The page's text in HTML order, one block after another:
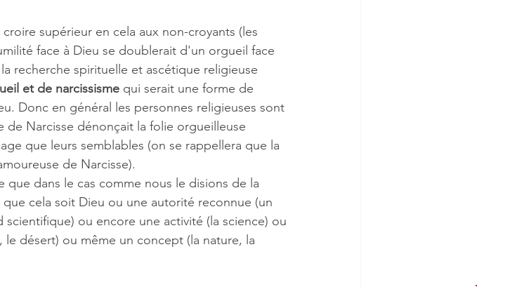
supérieur en cela aux non-croyants (les
face à Dieu se doublerait d'un orgueil face
recherche spirituelle et ascétique religieuse
et de narcissisme qui serait une forme de
Donc en général les personnes religieuses sont
de Narcisse dénonçait la folie orgueilleuse
que leurs semblables (on se rappellera que la
de Narcisse).
dans le cas comme nous le disions de la
que cela soit Dieu ou une autorité reconnue (un
ou encore une activité (la science) ou
désert) ou même un concept (la nature, la